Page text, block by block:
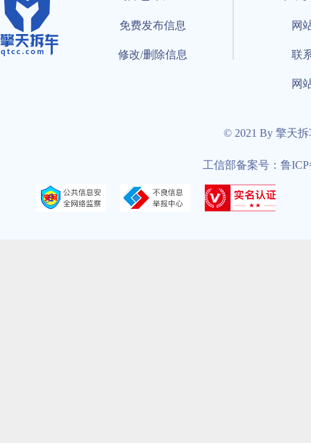
免费发布信息
修改/删除信息
网
联
网
© 2021 By 擎天
工信部备案号：鲁